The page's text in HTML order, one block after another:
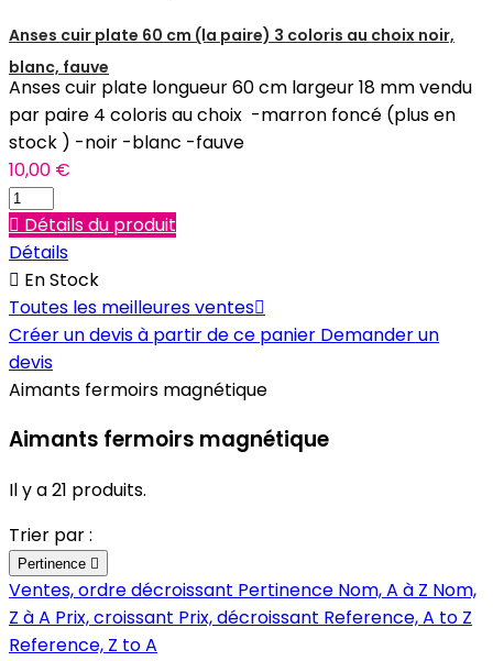
Anses cuir plate 60 cm (la paire) 3 coloris au choix noir,
blanc, fauve
Anses cuir plate longueur 60 cm largeur 18 mm vendu
par paire 4 coloris au choix -marron foncé (plus en
stock ) -noir -blanc -fauve
10,00 €
 Détails du produit
Détails
 En Stock
Toutes les meilleures ventes
Créer un devis à partir de ce panier Demander un
devis
Aimants fermoirs magnétique
Aimants fermoirs magnétique
Il y a 21 produits.
Trier par :
Pertinence 
Ventes, ordre décroissant Pertinence Nom, A à Z Nom,
Z à A Prix, croissant Prix, décroissant Reference, A to Z
Reference, Z to A